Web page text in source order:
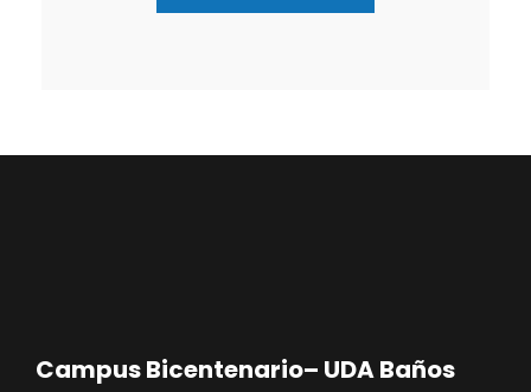
Campus Bicentenario– UDA Baños